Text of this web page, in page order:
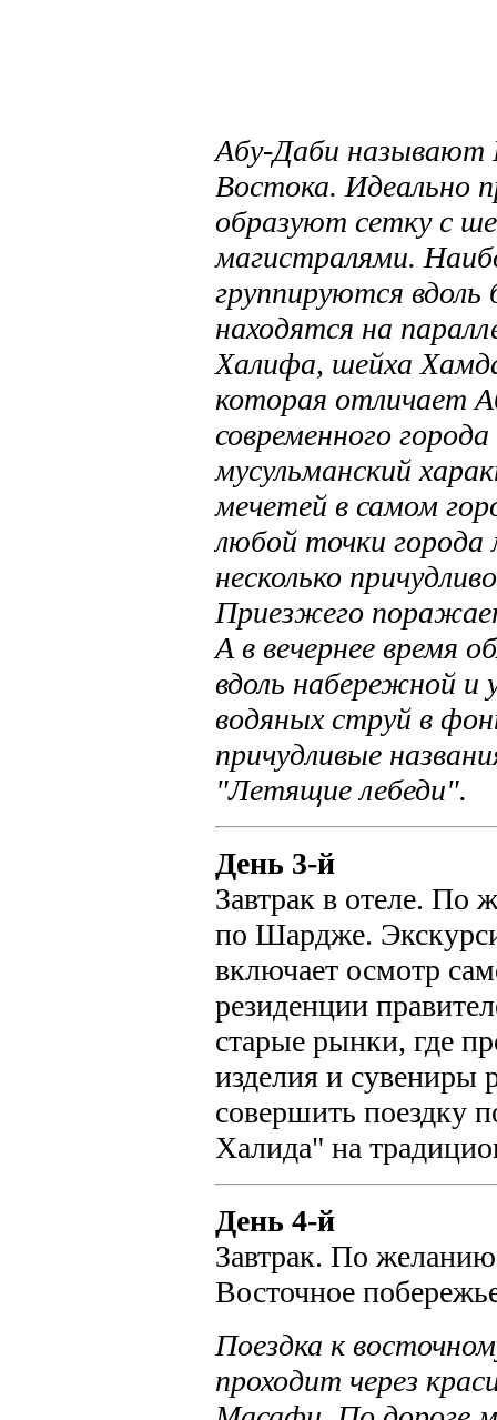
Абу-Даби
Востока. Идеально
образуют сетку с
магистралями.
группируются вдоль
находятся на
Халифа, шейха
которая отличает
современного
мусульманский
мечетей в самом
любой точки
несколько
Приезжего
А в вечернее время
вдоль набережной и
водяных струй в
причудливые
"Летящие лебеди".
День 3-й
Завтрак в отеле. По
по Шардже.
включает осмотр
резиденции
старые рынки, где
изделия и
совершить поездку
Халида" на
День 4-й
Завтрак. По
Восточное
Поездка к
проходит через